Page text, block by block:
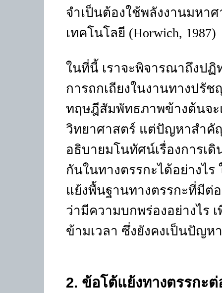
จำเป็นต้องใช้พลังงานมหา
เทคโนโลยี (Horwich, 1987)
ในที่นี้ เราจะพิจารณาถึงปฏิ
การถกเถียงในงานทางปรั
ทฤษฎีสัมพัทธภาพข้างต้นจะ
วิทยาศาสตร์ แต่ปัญหาสำคั
อธิบายมโนทัศน์เรื่องการเ
กันในทางตรรกะได้อย่างไ
แย้งพื้นฐานทางตรรกะที่มีต่
ว่ามีความบกพร่องอย่างไร
ข้ามเวลา ซึ่งยังคงเป็นปัญห
2. ข้อโต้แย้งทางตรรกะ